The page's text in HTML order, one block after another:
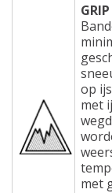
op
met
met